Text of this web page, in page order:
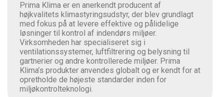
Prima Klima er en anerkendt producent af
højkvalitets klimastyringsudstyr, der blev grundlagt
med fokus på at levere effektive og pålidelige
løsninger til kontrol af indendørs miljøer.
Virksomheden har specialiseret sig i
ventilationssystemer, luftfiltrering og belysning til
gartnerier og andre kontrollerede miljøer. Prima
Klima’s produkter anvendes globalt og er kendt for at
opretholde de højeste standarder inden for
miljøkontrolteknologi.